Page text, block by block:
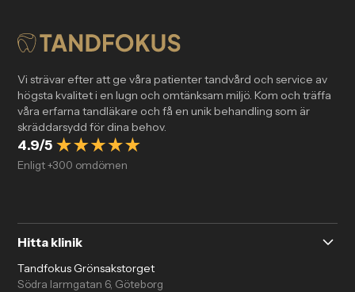
Vi strävar efter att ge våra patienter tandvård och service av
högsta kvalitet i en lugn och omtänksam miljö. Kom och träffa
våra erfarna tandläkare och få en unik behandling som är
skräddarsydd för dina behov.
4.9/5
Enligt +300 omdömen
Hitta klinik
Tandfokus Grönsakstorget
Södra larmgatan 6, Göteborg